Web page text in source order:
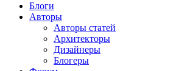
Блоги
Авторы
Авторы статей
Архитекторы
Дизайнеры
Блогеры